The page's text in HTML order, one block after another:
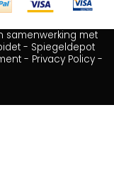
samenwerking met
- Spiegeldepot
- Privacy Policy-